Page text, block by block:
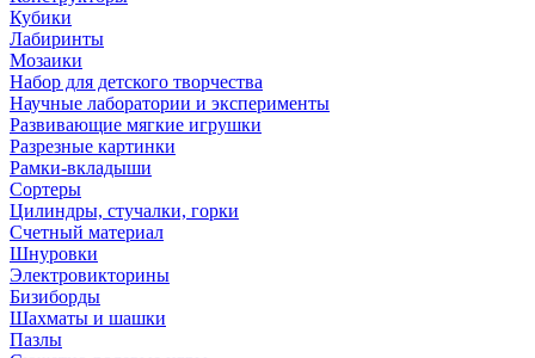
Кубики
Лабиринты
Мозаики
Набор для детского творчества
Научные лаборатории и эксперименты
Развивающие мягкие игрушки
Разрезные картинки
Рамки-вкладыши
Сортеры
Цилиндры, стучалки, горки
Счетный материал
Шнуровки
Электровикторины
Бизиборды
Шахматы и шашки
Пазлы